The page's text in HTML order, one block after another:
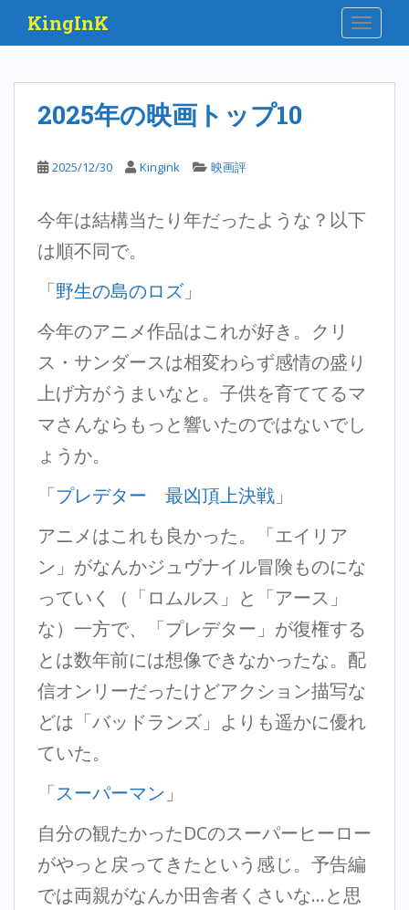
i
KingInK
2025年の映画トップ10
2025/12/30 Kingink 映画評
今年は結構当たり年だったような？以下
は順不同で。
「野生の島のロズ 」
今年のアニメ作品はこれが好き。クリ
ス・サンダースは相変わらず感情の盛り
上げ方がうまいなと。子供を育ててるマ
マさんならもっと響いたのではないでし
ょうか。
「プレデター 最凶頂上決戦 」
アニメはこれも良かった。「エイリア
ン」がなんかジュヴナイル冒険ものにな
っていく（「ロムルス」と「アース」
な）一方で、「プレデター」が復権する
とは数年前には想像できなかったな。配
信オンリーだったけどアクション描写な
どは「バッドランズ」よりも遥かに優れ
ていた。
「スーパーマン 」
自分の観たかったDCのスーパーヒーロー
がやっと戻ってきたという感じ。予告編
では両親がなんか田舎者くさいな…と思